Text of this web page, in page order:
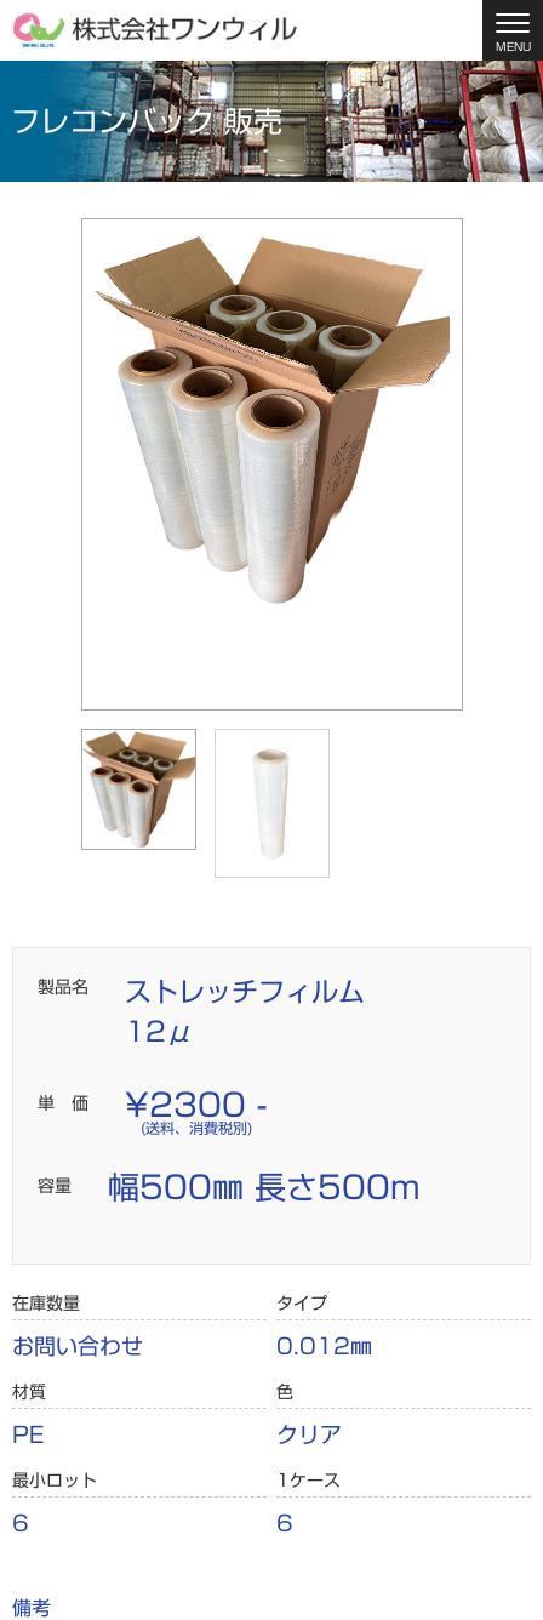
MENU
フレコンバック 販売
製品名
ストレッチフィルム
12μ
単 価 ¥2300 -
(送料、消費税別)
容量 幅500㎜ 長さ500m
在庫数量
お問い合わせ
タイプ
0.012㎜
材質
PE
色
クリア
最小ロット
6
1ケース
6
備考